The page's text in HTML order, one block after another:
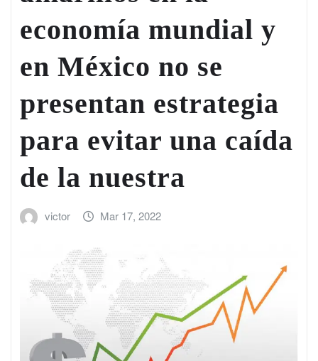
economía mundial y
en México no se
presentan estrategia
para evitar una caída
de la nuestra
victor Mar 17, 2022